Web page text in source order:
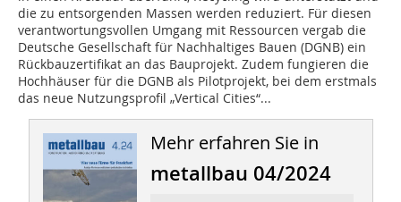
die zu entsorgenden Massen werden reduziert. Für diesen
verantwortungsvollen Umgang mit Ressourcen vergab die
Deutsche Gesellschaft für Nachhaltiges Bauen (DGNB) ein
Rückbauzertifikat an das Bauprojekt. Zudem fungieren die
Hochhäuser für die DGNB als Pilotprojekt, bei dem erstmals
das neue Nutzungsprofil „Vertical Cities“...
Mehr erfahren Sie in
metallbau 04/2024